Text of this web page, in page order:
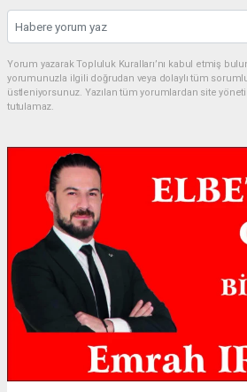
Yorum yazarak Topluluk Kuralları’nı kabul etmiş
yorumunuzla ilgili doğrudan veya dolaylı tüm
üstleniyorsunuz. Yazılan tüm yorumlardan site
tutulamaz.